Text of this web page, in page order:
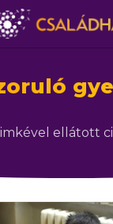
ellátott